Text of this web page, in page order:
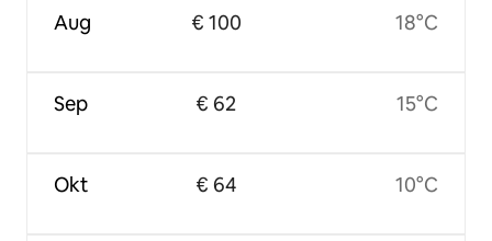
Aug
Sep
Okt
€ 100
€ 62
€ 64
18°C
15°C
10°C